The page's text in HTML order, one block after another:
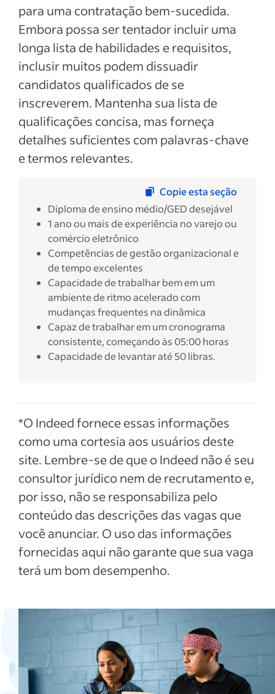
para uma contratação bem-sucedida.
Embora possa ser tentador incluir uma
longa lista de habilidades e requisitos,
inclusir muitos podem dissuadir
candidatos qualificados de se
inscreverem. Mantenha sua lista de
qualificações concisa, mas forneça
detalhes suficientes com palavras-chave
e termos relevantes.
Copie esta seção
Diploma de ensino médio/GED desejável
1 ano ou mais de experiência no varejo ou
comércio eletrônico
Competências de gestão organizacional e
de tempo excelentes
Capacidade de trabalhar bem em um
ambiente de ritmo acelerado com
mudanças frequentes na dinâmica
Capaz de trabalhar em um cronograma
consistente, começando às 05:00 horas
Capacidade de levantar até 50 libras.
*O Indeed fornece essas informações
como uma cortesia aos usuários deste
site. Lembre-se de que o Indeed não é seu
consultor jurídico nem de recrutamento e,
por isso, não se responsabiliza pelo
conteúdo das descrições das vagas que
você anunciar. O uso das informações
fornecidas aqui não garante que sua vaga
terá um bom desempenho.